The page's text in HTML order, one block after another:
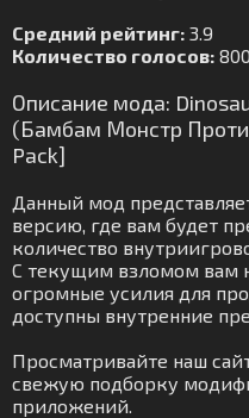
Средний рейтинг: 3.9
Количество голосов:
Описание мода:
(Бамбам Монстр
Pack]
Данный мод
версию, где вам будет
количество
С текущим взломом вам
огромные усилия для
доступны внутренние
Просматривайте наш
свежую подборку
приложений.